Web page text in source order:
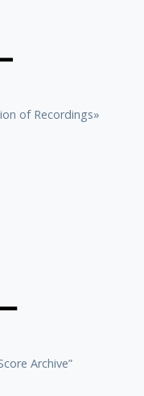
of Recordings»
Archive”